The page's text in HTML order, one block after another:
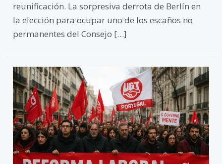
reunificación. La sorpresiva derrota de Berlín en
la elección para ocupar uno de los escaños no
permanentes del Consejo […]
Portugal
y
el
regreso
del
conflicto
social: